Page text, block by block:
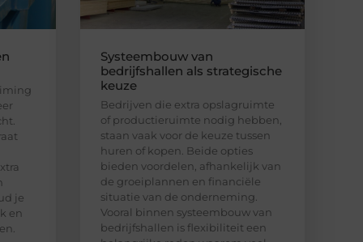
je
en
Systeembouw van
bedrijfshallen als strategische
keuze
Bedrijven die extra opslagruimte
of productieruimte nodig hebben,
staan vaak voor de keuze tussen
huren of kopen. Beide opties
bieden voordelen, afhankelijk van
de groeiplannen en financiële
situatie van de onderneming.
Vooral binnen systeembouw van
bedrijfshallen is flexibiliteit een